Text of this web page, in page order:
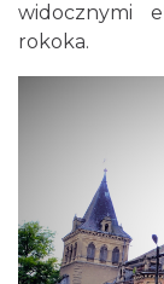
widocznymi
rokoka.